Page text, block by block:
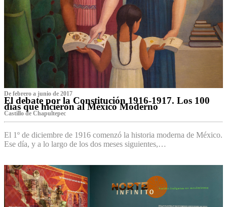
De febrero a junio de 2017
El debate por la Constitución 1916-1917. Los 100
días que hicieron al México Moderno
Castillo de Chapultepec
El 1º de diciembre de 1916 comenzó la historia moderna de México.
Ese día, y a lo largo de los dos meses siguientes,…